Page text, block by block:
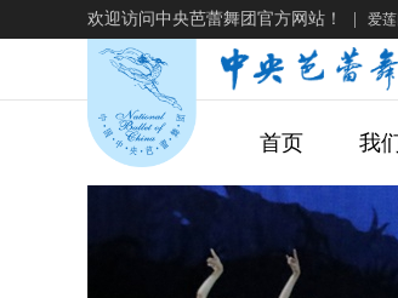
欢迎访问中央芭蕾舞团官方网站！ 爱
首页 我